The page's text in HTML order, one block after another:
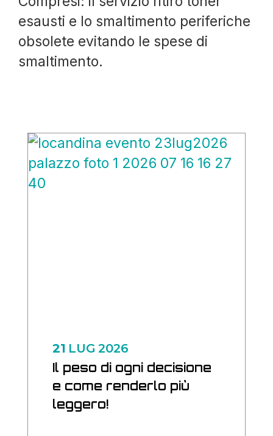
esausti e lo smaltimento periferiche
obsolete evitando le spese di
smaltimento.
21 LUG 2026
Il peso di ogni decisione
e come renderlo più
leggero!